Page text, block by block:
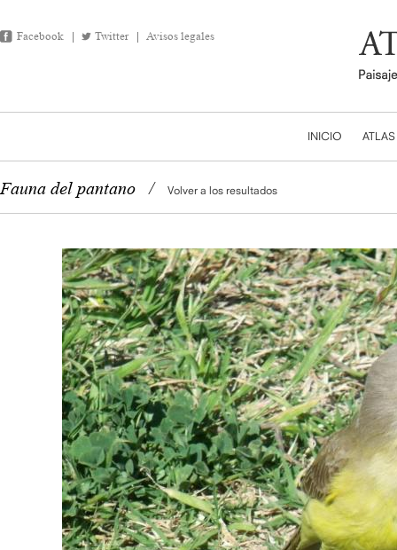
Facebook Twitter Avisos legales
INICIO ATLAS
Fauna del pantano / Volver a los resultados